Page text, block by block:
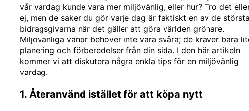
vår vardag kunde vara mer miljövänlig, eller hur? Tro det
ej, men de saker du gör varje dag är faktiskt en av de största
bidragsgivarna när det gäller att göra världen grönare.
Miljövänliga vanor behöver inte vara svåra; de kräver bara
planering och förberedelser från din sida. I den här artikeln
kommer vi att diskutera några enkla tips för en miljövänlig
vardag.
1. Återanvänd istället för att köpa nytt